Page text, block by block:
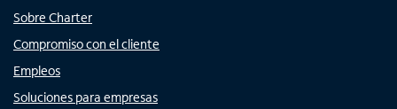
Sobre Charter
Compromiso con el cliente
Empleos
Soluciones para empresas